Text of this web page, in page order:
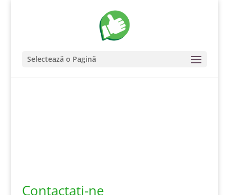
Selectează o Pagină
Contactati-ne